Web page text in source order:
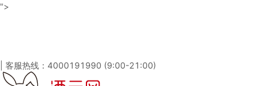
">
客服热线：4000191990 (9:00-21:00)